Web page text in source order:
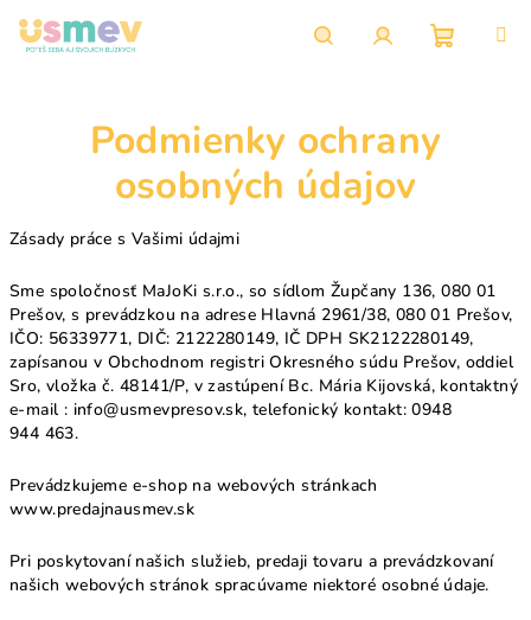
obsah
košík
Podmienky ochrany
osobných údajov
Zásady práce s Vašimi údajmi
Sme spoločnosť MaJoKi s.r.o., so sídlom Župčany 136, 080 01
Prešov, s prevádzkou na adrese Hlavná 2961/38, 080 01 Prešov,
IČO: 56339771, DIČ: 2122280149, IČ DPH SK2122280149,
zapísanou v Obchodnom registri Okresného súdu Prešov, oddiel
Sro, vložka č. 48141/P, v zastúpení Bc. Mária Kijovská, kontaktný
e-mail : info@usmevpresov.sk, telefonický kontakt: 0948
944 463.
Prevádzkujeme e-shop na webových stránkach
www.predajnausmev.sk
Pri poskytovaní našich služieb, predaji tovaru a prevádzkovaní
našich webových stránok spracúvame niektoré osobné údaje.